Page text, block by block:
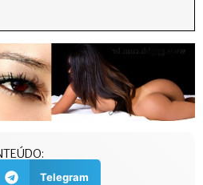
Telegram